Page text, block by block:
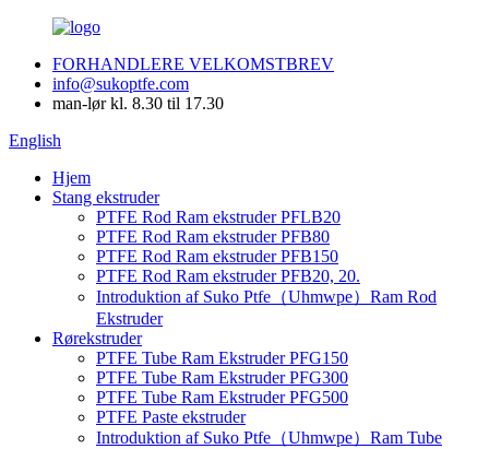
FORHANDLERE VELKOMSTBREV
info@sukoptfe.com
man-lør kl. 8.30 til 17.30
English
Hjem
Stang ekstruder
PTFE Rod Ram ekstruder PFLB20
PTFE Rod Ram ekstruder PFB80
PTFE Rod Ram ekstruder PFB150
PTFE Rod Ram ekstruder PFB20, 20.
Introduktion af Suko Ptfe（Uhmwpe）Ram Rod
Ekstruder
Rørekstruder
PTFE Tube Ram Ekstruder PFG150
PTFE Tube Ram Ekstruder PFG300
PTFE Tube Ram Ekstruder PFG500
PTFE Paste ekstruder
Introduktion af Suko Ptfe（Uhmwpe）Ram Tube